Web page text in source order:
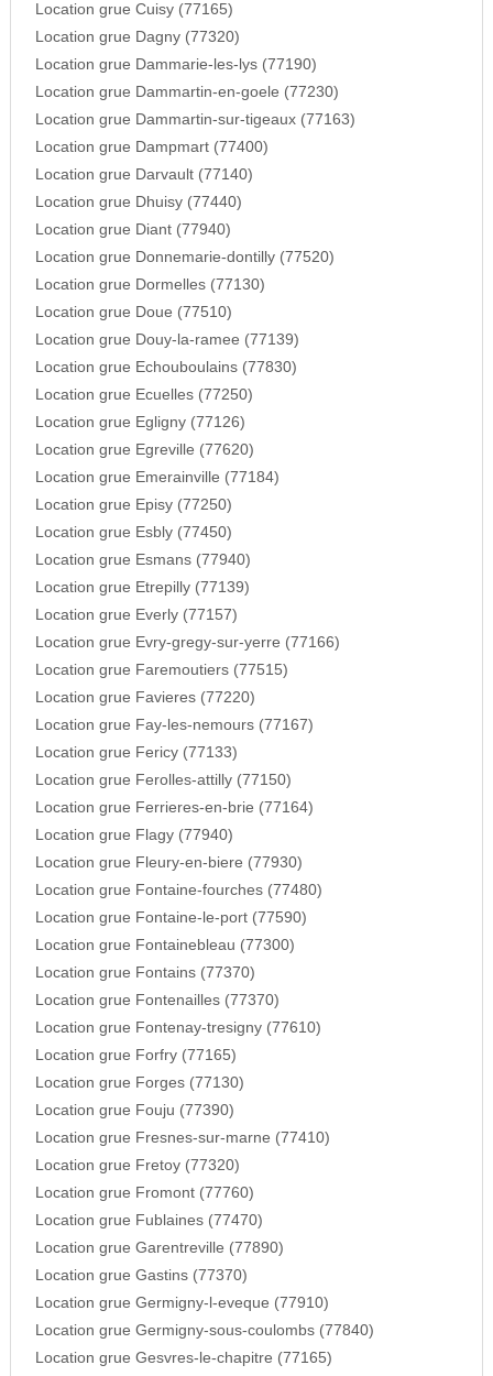
Location grue Cuisy (77165)
Location grue Dagny (77320)
Location grue Dammarie-les-lys (77190)
Location grue Dammartin-en-goele (77230)
Location grue Dammartin-sur-tigeaux (77163)
Location grue Dampmart (77400)
Location grue Darvault (77140)
Location grue Dhuisy (77440)
Location grue Diant (77940)
Location grue Donnemarie-dontilly (77520)
Location grue Dormelles (77130)
Location grue Doue (77510)
Location grue Douy-la-ramee (77139)
Location grue Echouboulains (77830)
Location grue Ecuelles (77250)
Location grue Egligny (77126)
Location grue Egreville (77620)
Location grue Emerainville (77184)
Location grue Episy (77250)
Location grue Esbly (77450)
Location grue Esmans (77940)
Location grue Etrepilly (77139)
Location grue Everly (77157)
Location grue Evry-gregy-sur-yerre (77166)
Location grue Faremoutiers (77515)
Location grue Favieres (77220)
Location grue Fay-les-nemours (77167)
Location grue Fericy (77133)
Location grue Ferolles-attilly (77150)
Location grue Ferrieres-en-brie (77164)
Location grue Flagy (77940)
Location grue Fleury-en-biere (77930)
Location grue Fontaine-fourches (77480)
Location grue Fontaine-le-port (77590)
Location grue Fontainebleau (77300)
Location grue Fontains (77370)
Location grue Fontenailles (77370)
Location grue Fontenay-tresigny (77610)
Location grue Forfry (77165)
Location grue Forges (77130)
Location grue Fouju (77390)
Location grue Fresnes-sur-marne (77410)
Location grue Fretoy (77320)
Location grue Fromont (77760)
Location grue Fublaines (77470)
Location grue Garentreville (77890)
Location grue Gastins (77370)
Location grue Germigny-l-eveque (77910)
Location grue Germigny-sous-coulombs (77840)
Location grue Gesvres-le-chapitre (77165)